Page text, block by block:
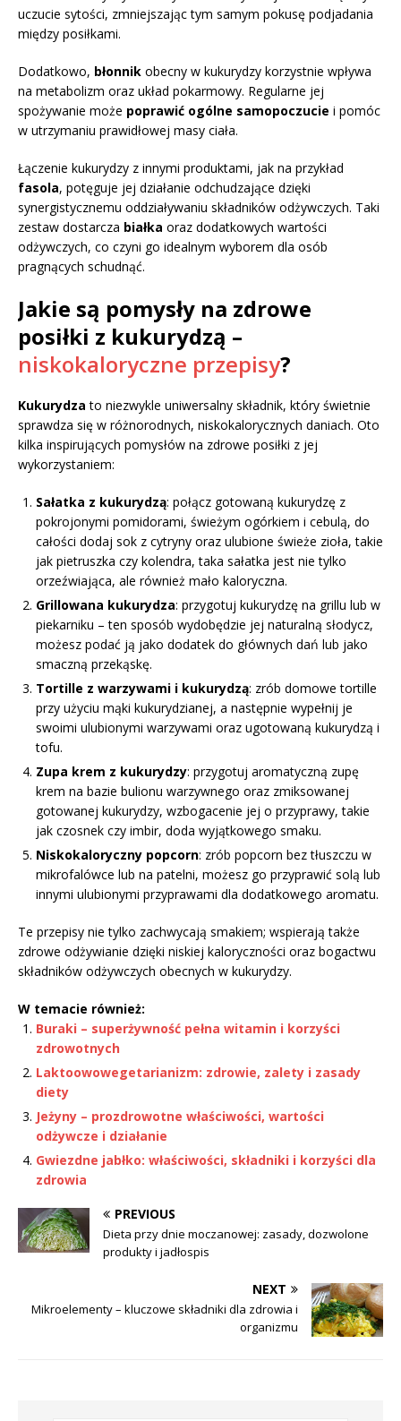
uczucie sytości, zmniejszając tym samym pokusę podjadania
między posiłkami.
Dodatkowo, błonnik obecny w kukurydzy korzystnie wpływa
na metabolizm oraz układ pokarmowy. Regularne jej
spożywanie może poprawić ogólne samopoczucie i pomóc
w utrzymaniu prawidłowej masy ciała.
Łączenie kukurydzy z innymi produktami, jak na przykład
fasola, potęguje jej działanie odchudzające dzięki
synergistycznemu oddziaływaniu składników odżywczych. Taki
zestaw dostarcza białka oraz dodatkowych wartości
odżywczych, co czyni go idealnym wyborem dla osób
pragnących schudnąć.
Jakie są pomysły na zdrowe
posiłki z kukurydzą –
niskokaloryczne przepisy?
Kukurydza to niezwykle uniwersalny składnik, który świetnie
sprawdza się w różnorodnych, niskokalorycznych daniach. Oto
kilka inspirujących pomysłów na zdrowe posiłki z jej
wykorzystaniem:
Sałatka z kukurydzą: połącz gotowaną kukurydzę z
pokrojonymi pomidorami, świeżym ogórkiem i cebulą, do
całości dodaj sok z cytryny oraz ulubione świeże zioła, takie
jak pietruszka czy kolendra, taka sałatka jest nie tylko
orzeźwiająca, ale również mało kaloryczna.
Grillowana kukurydza: przygotuj kukurydzę na grillu lub w
piekarniku – ten sposób wydobędzie jej naturalną słodycz,
możesz podać ją jako dodatek do głównych dań lub jako
smaczną przekąskę.
Tortille z warzywami i kukurydzą: zrób domowe tortille
przy użyciu mąki kukurydzianej, a następnie wypełnij je
swoimi ulubionymi warzywami oraz ugotowaną kukurydzą i
tofu.
Zupa krem z kukurydzy: przygotuj aromatyczną zupę
krem na bazie bulionu warzywnego oraz zmiksowanej
gotowanej kukurydzy, wzbogacenie jej o przyprawy, takie
jak czosnek czy imbir, doda wyjątkowego smaku.
Niskokaloryczny popcorn: zrób popcorn bez tłuszczu w
mikrofalówce lub na patelni, możesz go przyprawić solą lub
innymi ulubionymi przyprawami dla dodatkowego aromatu.
Te przepisy nie tylko zachwycają smakiem; wspierają także
zdrowe odżywianie dzięki niskiej kaloryczności oraz bogactwu
składników odżywczych obecnych w kukurydzy.
W temacie również:
Buraki – superżywność pełna witamin i korzyści
zdrowotnych
Laktoowowegetarianizm: zdrowie, zalety i zasady
diety
Jeżyny – prozdrowotne właściwości, wartości
odżywcze i działanie
Gwiezdne jabłko: właściwości, składniki i korzyści dla
zdrowia
PREVIOUS
Dieta przy dnie moczanowej: zasady, dozwolone
produkty i jadłospis
NEXT
Mikroelementy – kluczowe składniki dla zdrowia i
organizmu